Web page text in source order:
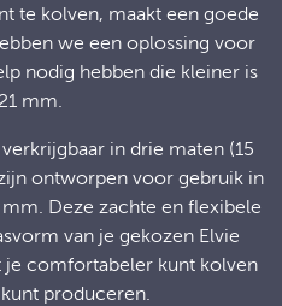
te kolven, maakt een goede
we een oplossing voor
nodig hebben die kleiner is
mm.
in drie maten (15
ontworpen voor gebruik in
Deze zachte en flexibele
van je gekozen Elvie
comfortabeler kunt kolven
produceren.